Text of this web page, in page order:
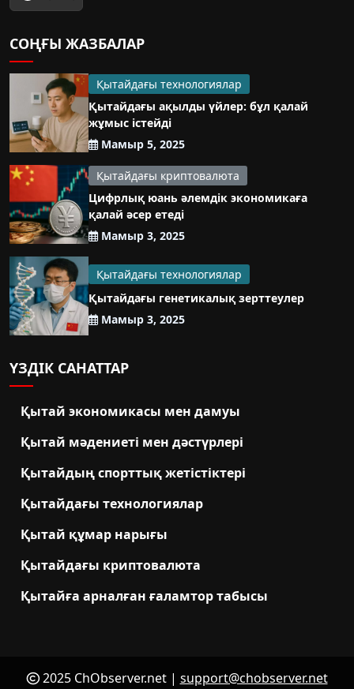
СОҢҒЫ ЖАЗБАЛАР
Қытайдағы технологиялар
Қытайдағы ақылды үйлер: бұл қалай
жұмыс істейді
Мамыр 5, 2025
Қытайдағы криптовалюта
Цифрлық юань әлемдік экономикаға
қалай әсер етеді
Мамыр 3, 2025
Қытайдағы технологиялар
Қытайдағы генетикалық зерттеулер
Мамыр 3, 2025
ҮЗДІК САНАТТАР
Қытай экономикасы мен дамуы
Қытай мәдениеті мен дәстүрлері
Қытайдың спорттық жетістіктері
Қытайдағы технологиялар
Қытай құмар нарығы
Қытайдағы криптовалюта
Қытайға арналған ғаламтор табысы
2025 ChObserver.net | support@chobserver.net